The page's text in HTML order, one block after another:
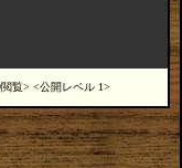
閲覧 公開レベル 1